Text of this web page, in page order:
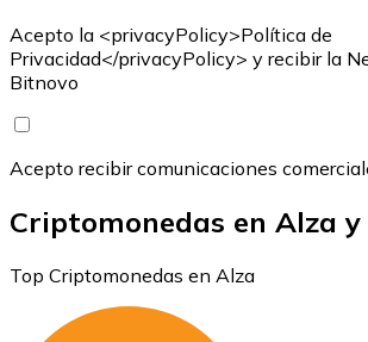
Acepto la <privacyPolicy>Política de
Privacidad</privacyPolicy> y recibir la
Bitnovo
Acepto recibir comunicaciones
Criptomonedas en Alza
Top Criptomonedas en Alza